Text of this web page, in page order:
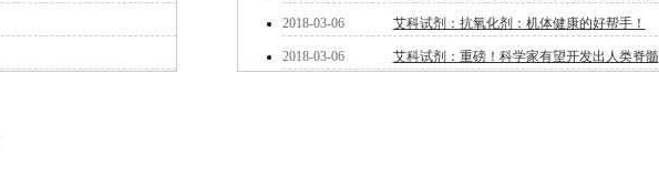
2018-03-06 艾科试剂：抗氧化剂：机体健康的好帮手！
2018-03-06 艾科试剂：重磅！科学家有望开发出人类脊髓